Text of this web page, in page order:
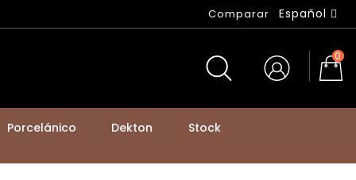
Comparar Español
0
Porcelánico Dekton
Stock